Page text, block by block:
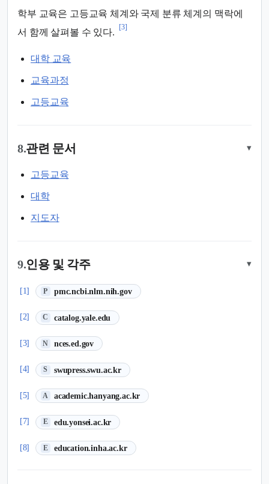
학부 교육은 고등교육 체계와 국제 분류 체계의 맥락에
서 함께 살펴볼 수 있다.
[3]
대학 교육
교육과정
고등교육
8.관련 문서 ▾
고등교육
대학
지도자
9.인용 및 각주 ▾
[1] P pmc.ncbi.nlm.nih.gov
(새 탭에서 열림)
[2] C catalog.yale.edu
(새 탭에서 열림)
[3] N nces.ed.gov
(새 탭에서 열림)
[4] S swupress.swu.ac.kr
(새 탭에서 열림)
[5] A academic.hanyang.ac.kr
(새 탭에서 열림)
[7] E edu.yonsei.ac.kr
(새 탭에서 열림)
[8] E education.inha.ac.kr
(새 탭에서 열림)